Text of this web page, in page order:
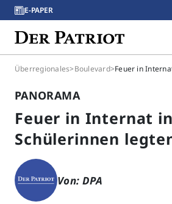
E-PAPER
Überregionales>Boulevard>
PANORAMA
Feuer in Internat
Schülerinnen
Von: DPA